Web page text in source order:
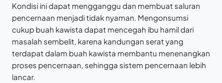
Kondisi ini dapat mengganggu dan membuat saluran
pencernaan menjadi tidak nyaman. Mengonsumsi
cukup buah kawista dapat mencegah ibu hamil dari
masalah sembelit, karena kandungan serat yang
terdapat dalam buah kawista membantu menenangkan
proses pencernaan, sehingga sistem pencernaan lebih
lancar.